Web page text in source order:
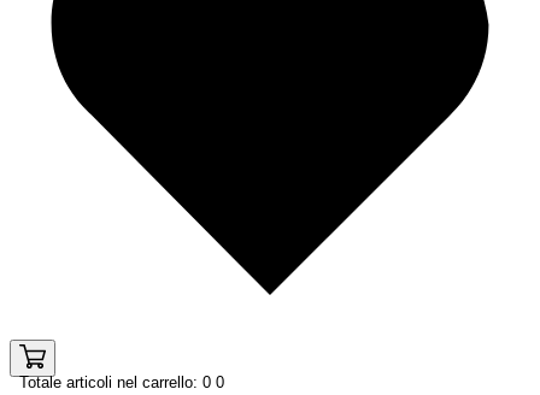
Totale articoli nel carrello: 0 0